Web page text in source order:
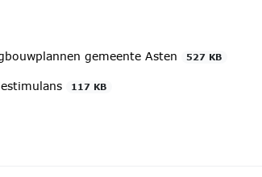
gemeente Asten
527 KB
117 KB